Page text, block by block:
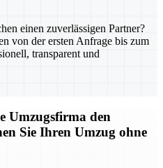
einen zuverlässigen Partner?
von der ersten Anfrage bis zum
transparent und
Umzugsfirma den
Sie Ihren Umzug ohne